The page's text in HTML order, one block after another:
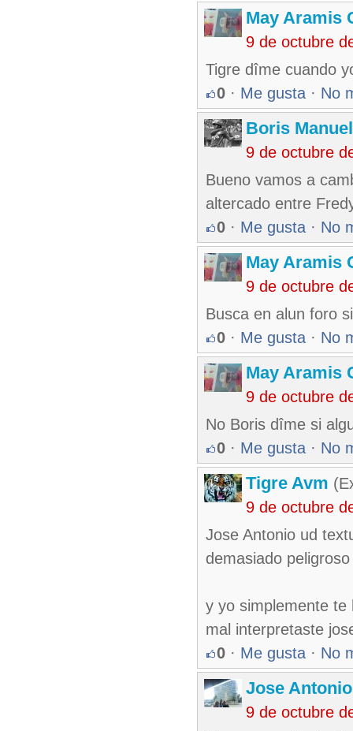
May Aramis
9 de octubre
Tigre dîme cuando
0 · Me gusta · No
Boris
9 de octubre
Bueno vamos a
altercado entre
0 · Me gusta · No
May Aramis
9 de octubre
Busca en alun foro
0 · Me gusta · No
May Aramis
9 de octubre
No Boris dîme si
0 · Me gusta · No
Tigre Avm
9 de octubre
Jose Antonio ud
demasiado
y yo simplemente te
mal interpretaste
0 · Me gusta · No
Jose
9 de octubre